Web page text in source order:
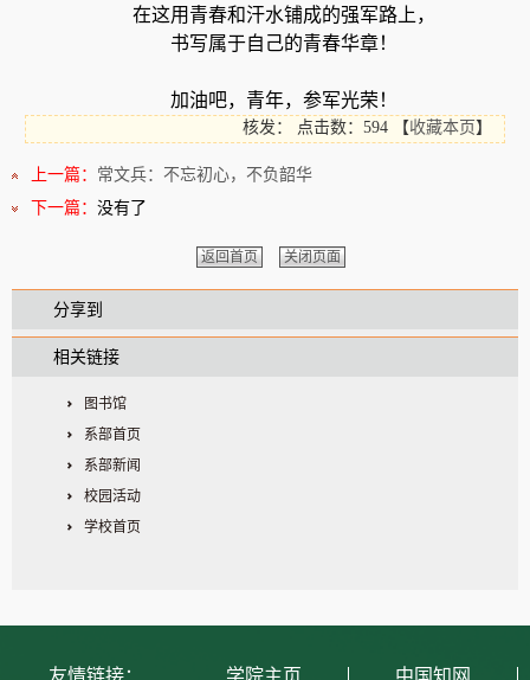
在这用青春和汗水铺成的强军路上，
书写属于自己的青春华章！
加油吧，青年，参军光荣！
核发： 点击数：594 【收藏本页 】
上一篇： 常文兵：不忘初心，不负韶华
下一篇： 没有了
返回首页 关闭页面
分享到
相关链接
图书馆
系部首页
系部新闻
校园活动
学校首页
友情链接： 学院主页 中国知网